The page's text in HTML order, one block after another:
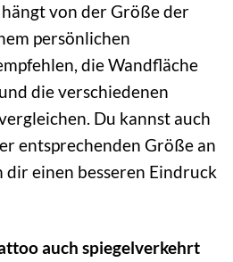
von der Größe der
persönlichen
die Wandfläche
die verschiedenen
Du kannst auch
entsprechenden Größe an
dir einen besseren Eindruck
auch spiegelverkehrt